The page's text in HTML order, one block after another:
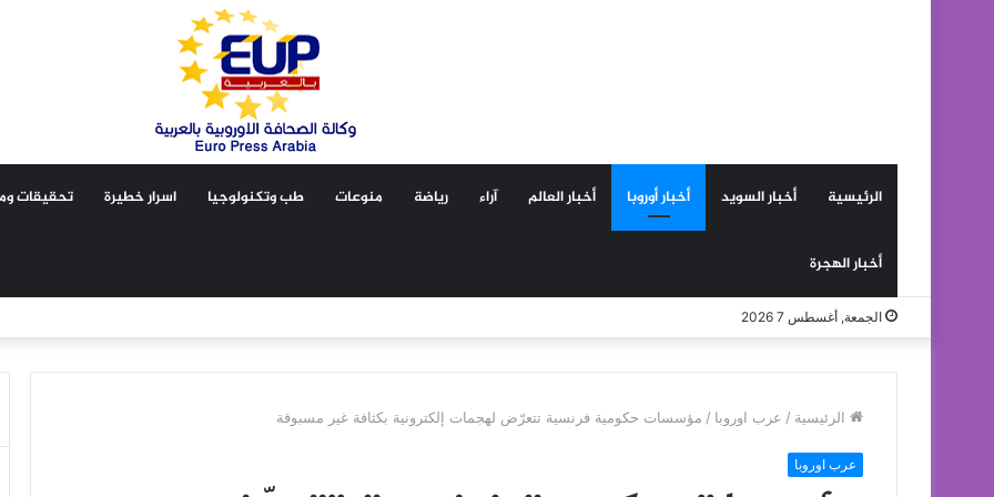
الرئيسية أخبار السويد أخبار أوروبا أخبار العالم آراء رياضة منوعات طب وتكنولوجيا اسرار خطيرة تحقيقات
أخبار الهجرة
الجمعة, أغسطس 7 2026
الرئيسية / عرب اوروبا / مؤسسات حكومية فرنسية تتعرّض لهجمات إلكترونية بكثافة غير مسبوقة
عرب اوروبا